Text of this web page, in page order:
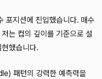
포지션에 진입했습니다. 매수
는 컵의 깊이를 기준으로 설
했습니다.
패턴의 강력한 예측력을